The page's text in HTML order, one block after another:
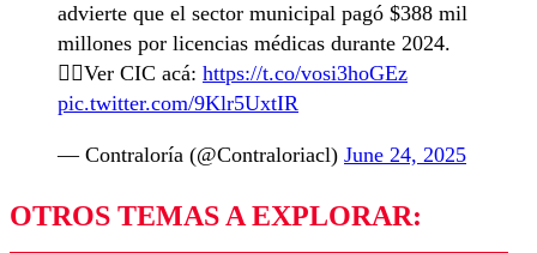
advierte que el sector municipal pagó $388 mil
millones por licencias médicas durante 2024.
👉🏼Ver CIC acá: https://t.co/vosi3hoGEz
pic.twitter.com/9Klr5UxtIR
— Contraloría (@Contraloriacl) June 24, 2025
OTROS TEMAS A EXPLORAR: